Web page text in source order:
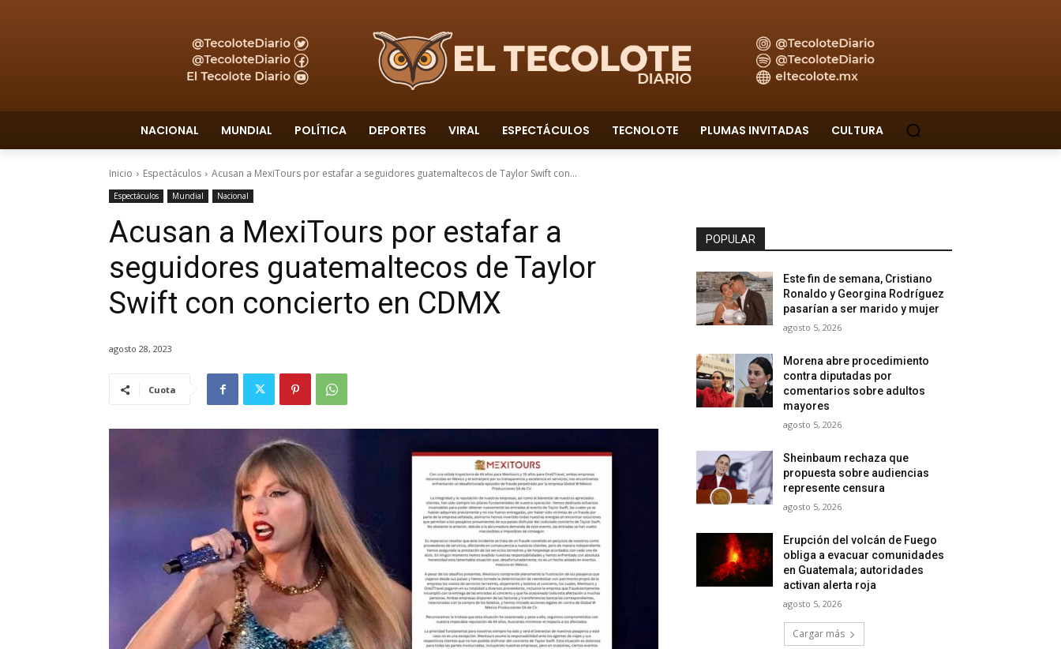
NACIONAL MUNDIAL POLÍTICA DEPORTES VIRAL ESPECTÁCULOS TECNOLOTE PLUMAS INVITADAS CULTURA
Inicio Espectáculos Acusan a MexiTours por estafar a seguidores guatemaltecos de Taylor Swift con...
Espectáculos Mundial Nacional
Acusan a MexiTours por estafar a
seguidores guatemaltecos de Taylor
Swift con concierto en CDMX
agosto 28, 2023
Cuota
POPULAR
Este fin de semana, Cristiano
Ronaldo y Georgina Rodríguez
pasarían a ser marido y mujer
agosto 5, 2026
Morena abre procedimiento
contra diputadas por
comentarios sobre adultos
mayores
agosto 5, 2026
Sheinbaum rechaza que
propuesta sobre audiencias
represente censura
agosto 5, 2026
Erupción del volcán de Fuego
obliga a evacuar comunidades
en Guatemala; autoridades
activan alerta roja
agosto 5, 2026
Cargar más